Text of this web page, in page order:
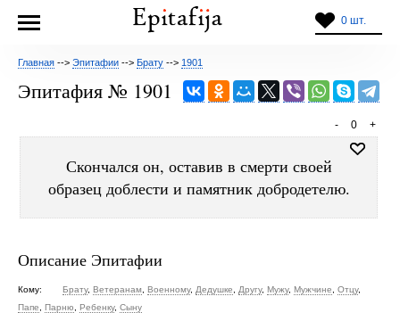
0 шт.
Главная --> Эпитафии --> Брату --> 1901
Эпитафия № 1901
+
0
-
Скончался он, оставив в смерти своей
образец доблести и памятник добродетелю.
Описание Эпитафии
Кому: Брату, Ветеранам Военному, Дедушке Другу, Мужу, Мужчине Отцу,
Папе
Парню Ребенку, Сыну